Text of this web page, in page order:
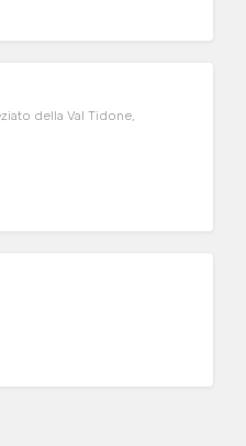
della Val Tidone,